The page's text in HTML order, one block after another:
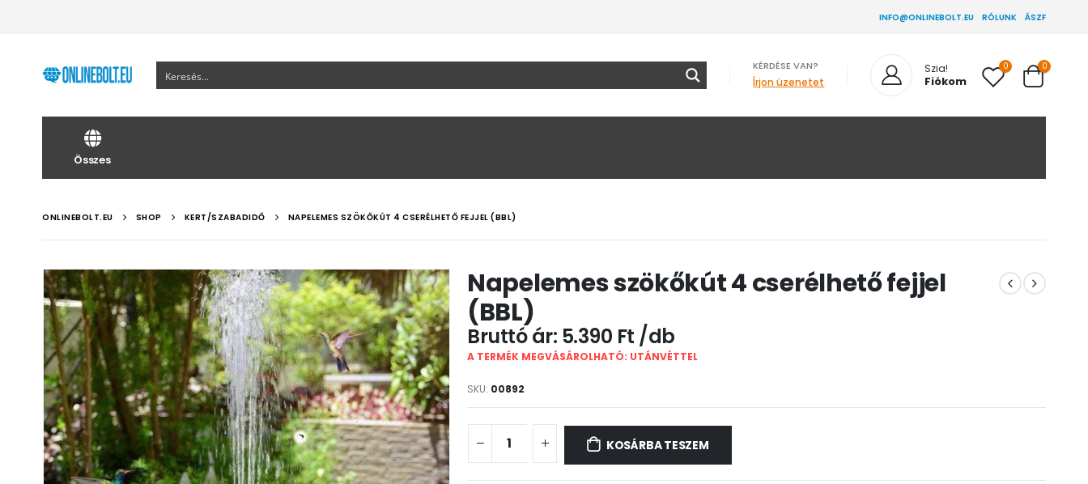
INFO@ONLINEBOLT.EU RÓLUNK ÁSZF
KÉRDÉSE VAN?
Írjon üzenetet
Szia!
Fiókom
0 0
Összes
ONLINEBOLT.EU SHOP KERT/SZABADIDŐ NAPELEMES SZÖKŐKÚT 4 CSERÉLHETŐ FEJJEL (BBL)
Napelemes szökőkút 4 cserélhető fejjel
(BBL)
5.390 Ft
A TERMÉK MEGVÁSÁROLHATÓ: UTÁNVÉTTEL
SKU: 00892
KOSÁRBA TESZEM